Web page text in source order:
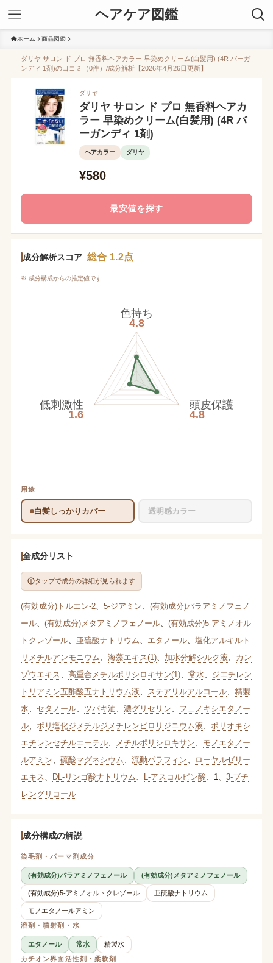
ヘアケア図鑑
ホーム 商品図鑑
ダリヤ サロン ド プロ 無香料ヘアカラー 早染めクリーム(白髪用) (4R バーガ
ンディ 1剤)の口コミ（0件）/成分解析【2026年4月26日更新】
ダリヤ
ダリヤ サロン ド プロ 無香料ヘアカ
ラー 早染めクリーム(白髪用) (4R バ
ーガンディ 1剤)
ヘアカラー ダリヤ
¥580
最安値を探す
成分解析スコア 総合 1.2点
※ 成分構成からの推定値です
色持ち
4.8
頭皮保護
4.8
低刺激性
1.6
用途
白髪しっかりカバー 透明感カラー
全成分リスト
タップで成分の詳細が見られます
(有効成分)トルエン-2、 5-ジアミン
(有効成分)パラアミノフェノ
ール、 (有効成分)メタアミノフェノール、 (有効成分)5-アミノオル
トクレゾール、 亜硫酸ナトリウム エタノール、 塩化アルキルト
リメチルアンモニウム
海藻エキス(1)、 加水分解シルク液
カン
ゾウエキス
高重合メチルポリシロキサン(1)、 常水
ジエチレン
トリアミン五酢酸五ナトリウム液
ステアリルアルコール、 精製
水
セタノール、 ツバキ油 濃グリセリン
フェノキシエタノー
ル、 ポリ塩化ジメチルジメチレンピロリジニウム液
ポリオキシ
エチレンセチルエーテル、 メチルポリシロキサン
モノエタノー
ルアミン
硫酸マグネシウム 流動パラフィン
ローヤルゼリー
エキス
DL-リンゴ酸ナトリウム L-アスコルビン酸 1
3-ブチ
レングリコール
成分構成の解説
染毛剤・パーマ剤成分
(有効成分)パラアミノフェノール (有効成分)メタアミノフェノール
(有効成分)5-アミノオルトクレゾール 亜硫酸ナトリウム
モノエタノールアミン
溶剤・噴射剤・水
エタノール 常水
精製水
カチオン界面活性剤・柔軟剤